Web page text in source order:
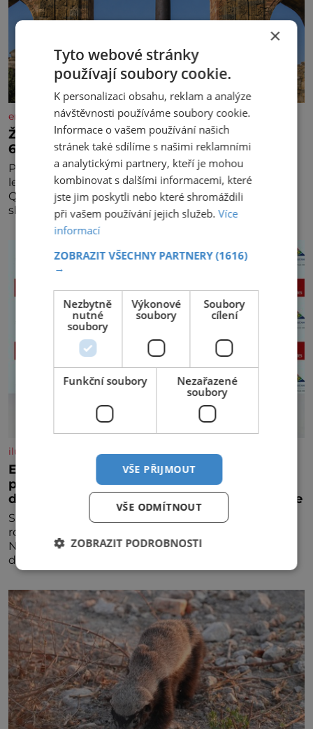
enigmaplus.cz
Železný zázrak z Indie: Proč tento sloup už 1
600 let nezná rez?
Představa, že železo musí na dešti během několika
let zrezivět, bere v Dillí za své. Uprostřed komplexu
Qutb stojí více než sedm metrů vysoký železný
sloup, který už přibližně 1 600 let odolává počasí
iluxus.cz
Emirates a South African Airways rozšiřují
partnerství. Cestujícím nově zpřístupní
dalších devět destinací v jižní a střední Africe
Společnosti Emirates a South African Airways (SAA)
rozšiřují svou dlouholetou codesharovou spolupráci.
Nová reciproční dohoda zpřístupní cestujícím devět
dalších destinací v jižní a střední Africe a u
×
Tyto webové stránky
používají soubory cookie.
K personalizaci obsahu, reklam a analýze
návštěvnosti používáme soubory cookie.
Informace o vašem používání našich
stránek také sdílíme s našimi reklamními
a analytickými partnery, kteří je mohou
kombinovat s dalšími informacemi, které
jste jim poskytli nebo které shromáždili
při vašem používání jejich služeb.Více
informací
ZOBRAZIT VŠECHNY PARTNERY(1616)
→
Nezbytně
nutné
soubory
Výkonové
soubory
Soubory
cílení
Funkční soubory
Nezařazené
soubory
VŠE PŘIJMOUT
VŠE ODMÍTNOUT
ZOBRAZIT PODROBNOSTI